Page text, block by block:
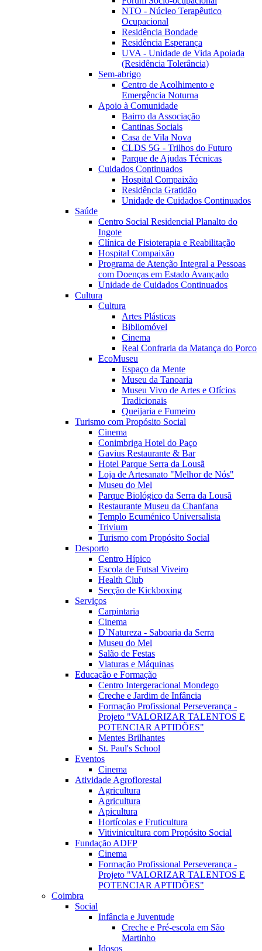
NTO - Núcleo Terapêutico
Ocupacional
Residência Bondade
Residência Esperança
UVA - Unidade de Vida Apoiada
(Residência Tolerância)
Sem-abrigo
Centro de Acolhimento e
Emergência Noturna
Apoio à Comunidade
Bairro da Associação
Cantinas Sociais
Casa de Vila Nova
CLDS 5G - Trilhos do Futuro
Parque de Ajudas Técnicas
Cuidados Continuados
Hospital Compaixão
Residência Gratidão
Unidade de Cuidados Continuados
Saúde
Centro Social Residencial Planalto do
Ingote
Clínica de Fisioterapia e Reabilitação
Hospital Compaixão
Programa de Atenção Integral a Pessoas
com Doenças em Estado Avançado
Unidade de Cuidados Continuados
Cultura
Cultura
Artes Plásticas
Bibliomóvel
Cinema
Real Confraria da Matança do Porco
EcoMuseu
Espaço da Mente
Museu da Tanoaria
Museu Vivo de Artes e Ofícios
Tradicionais
Queijaria e Fumeiro
Turismo com Propósito Social
Cinema
Conimbriga Hotel do Paço
Gavius Restaurante & Bar
Hotel Parque Serra da Lousã
Loja de Artesanato "Melhor de Nós"
Museu do Mel
Parque Biológico da Serra da Lousã
Restaurante Museu da Chanfana
Templo Ecuménico Universalista
Trivium
Turismo com Propósito Social
Desporto
Centro Hípico
Escola de Futsal Viveiro
Health Club
Secção de Kickboxing
Serviços
Carpintaria
Cinema
D`Natureza - Saboaria da Serra
Museu do Mel
Salão de Festas
Viaturas e Máquinas
Educação e Formação
Centro Intergeracional Mondego
Creche e Jardim de Infância
Formação Profissional Perseverança -
Projeto "VALORIZAR TALENTOS E
POTENCIAR APTIDÕES"
Mentes Brilhantes
St. Paul's School
Eventos
Cinema
Atividade Agroflorestal
Agricultura
Agricultura
Apicultura
Hortícolas e Fruticultura
Vitivinicultura com Propósito Social
Fundação ADFP
Cinema
Formação Profissional Perseverança -
Projeto "VALORIZAR TALENTOS E
POTENCIAR APTIDÕES"
Coimbra
Social
Infância e Juventude
Creche e Pré-escola em São
Martinho
Idosos